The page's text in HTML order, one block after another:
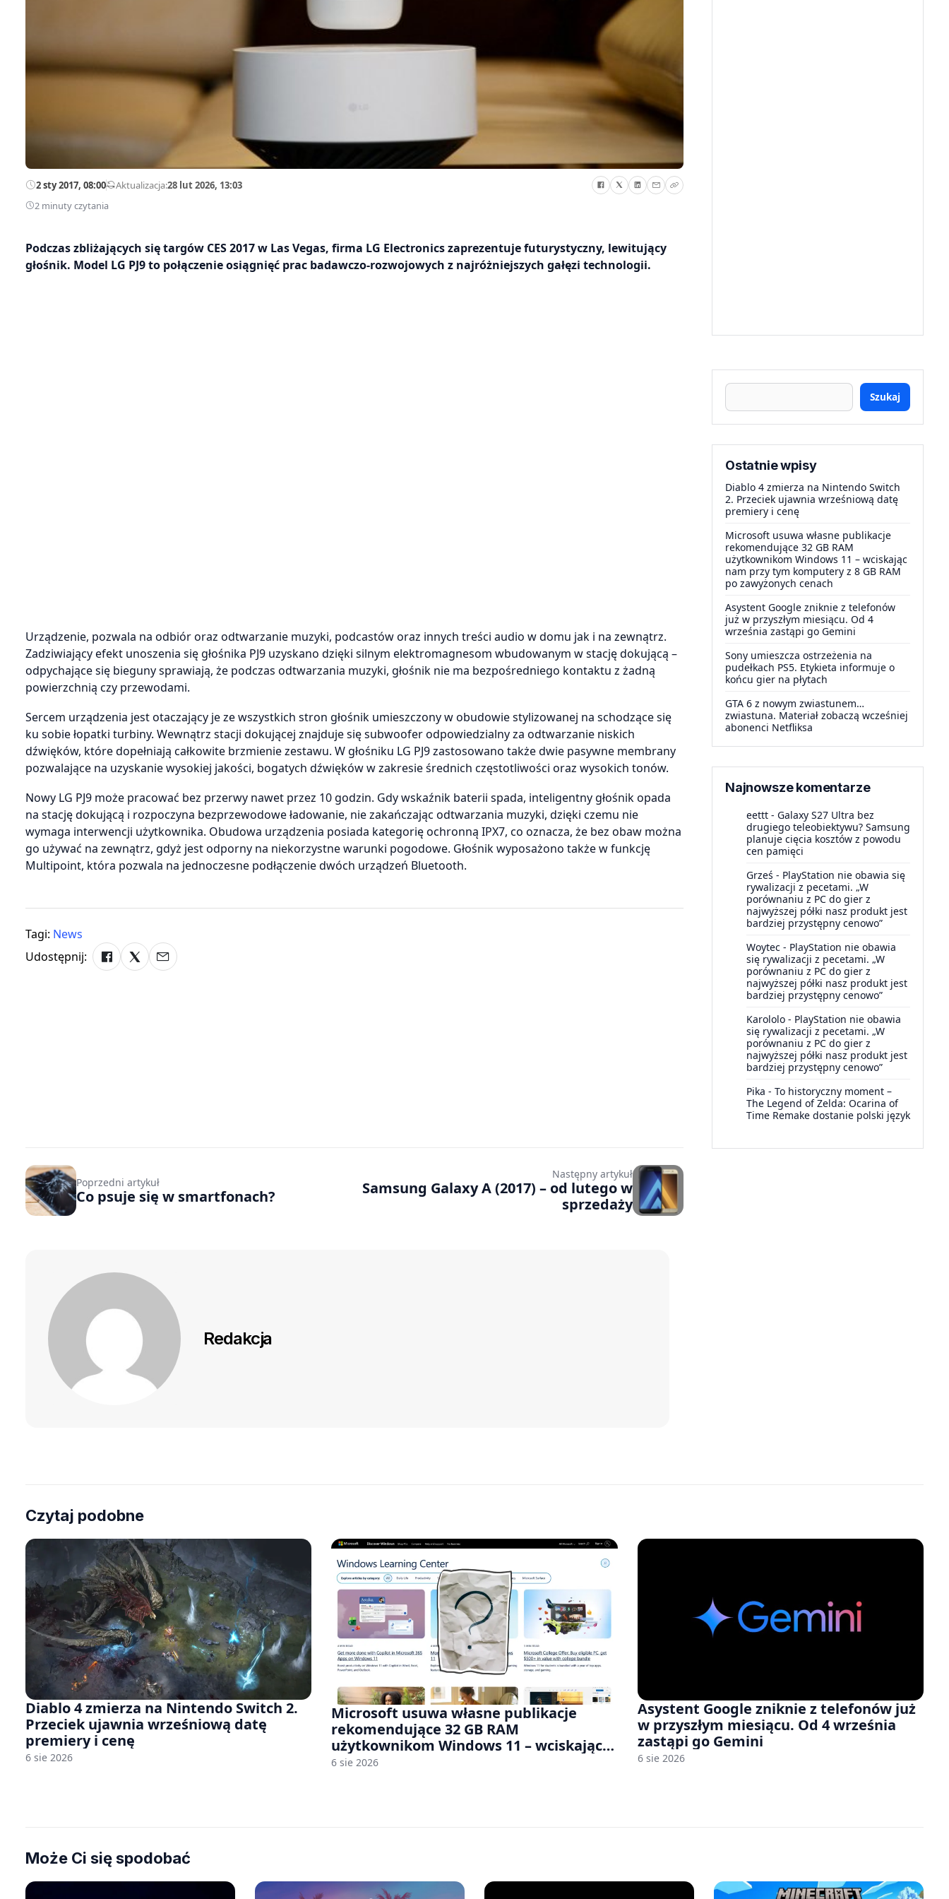
2 sty 2017, 08:00—Aktualizacja:28 lut 2026, 13:03
2 minuty czytania
Podczas zbliżających się targów CES 2017 w Las Vegas, firma LG Electronics zaprezentuje futurystyczny, lewitujący
głośnik. Model LG PJ9 to połączenie osiągnięć prac badawczo-rozwojowych z najróżniejszych gałęzi technologii.
Urządzenie, pozwala na odbiór oraz odtwarzanie muzyki, podcastów oraz innych treści audio w domu jak i na zewnątrz.
Zadziwiający efekt unoszenia się głośnika PJ9 uzyskano dzięki silnym elektromagnesom wbudowanym w stację dokującą –
odpychające się bieguny sprawiają, że podczas odtwarzania muzyki, głośnik nie ma bezpośredniego kontaktu z żadną
powierzchnią czy przewodami.
Sercem urządzenia jest otaczający je ze wszystkich stron głośnik umieszczony w obudowie stylizowanej na schodzące się
ku sobie łopatki turbiny. Wewnątrz stacji dokującej znajduje się subwoofer odpowiedzialny za odtwarzanie niskich
dźwięków, które dopełniają całkowite brzmienie zestawu. W głośniku LG PJ9 zastosowano także dwie pasywne membrany
pozwalające na uzyskanie wysokiej jakości, bogatych dźwięków w zakresie średnich częstotliwości oraz wysokich tonów.
Nowy LG PJ9 może pracować bez przerwy nawet przez 10 godzin. Gdy wskaźnik baterii spada, inteligentny głośnik opada
na stację dokującą i rozpoczyna bezprzewodowe ładowanie, nie zakańczając odtwarzania muzyki, dzięki czemu nie
wymaga interwencji użytkownika. Obudowa urządzenia posiada kategorię ochronną IPX7, co oznacza, że bez obaw można
go używać na zewnątrz, gdyż jest odporny na niekorzystne warunki pogodowe. Głośnik wyposażono także w funkcję
Multipoint, która pozwala na jednoczesne podłączenie dwóch urządzeń Bluetooth.
Tagi: News
Udostępnij:
Szukaj
Ostatnie wpisy
Diablo 4 zmierza na Nintendo Switch
2. Przeciek ujawnia wrześniową datę
premiery i cenę
Microsoft usuwa własne publikacje
rekomendujące 32 GB RAM
użytkownikom Windows 11 – wciskając
nam przy tym komputery z 8 GB RAM
po zawyżonych cenach
Asystent Google zniknie z telefonów
już w przyszłym miesiącu. Od 4
września zastąpi go Gemini
Sony umieszcza ostrzeżenia na
pudełkach PS5. Etykieta informuje o
końcu gier na płytach
GTA 6 z nowym zwiastunem…
zwiastuna. Materiał zobaczą wcześniej
abonenci Netfliksa
Najnowsze komentarze
eettt - Galaxy S27 Ultra bez
drugiego teleobiektywu? Samsung
planuje cięcia kosztów z powodu
cen pamięci
Grześ - PlayStation nie obawia się
rywalizacji z pecetami. „W
porównaniu z PC do gier z
najwyższej półki nasz produkt jest
bardziej przystępny cenowo”
Woytec - PlayStation nie obawia
się rywalizacji z pecetami. „W
porównaniu z PC do gier z
najwyższej półki nasz produkt jest
bardziej przystępny cenowo”
Karololo - PlayStation nie obawia
się rywalizacji z pecetami. „W
porównaniu z PC do gier z
najwyższej półki nasz produkt jest
bardziej przystępny cenowo”
Pika - To historyczny moment –
The Legend of Zelda: Ocarina of
Time Remake dostanie polski język
Poprzedni artykuł
Co psuje się w smartfonach?
Następny artykuł
Samsung Galaxy A (2017) – od lutego w
sprzedaży
Redakcja
Czytaj podobne
Diablo 4 zmierza na Nintendo Switch 2.
Przeciek ujawnia wrześniową datę
premiery i cenę
6 sie 2026
Microsoft usuwa własne publikacje
rekomendujące 32 GB RAM
użytkownikom Windows 11 – wciskając
nam przy tym komputery z 8 GB RAM po
6 sie 2026
Asystent Google zniknie z telefonów już
w przyszłym miesiącu. Od 4 września
zastąpi go Gemini
6 sie 2026
Może Ci się spodobać